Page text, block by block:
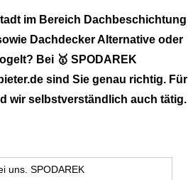
im Bereich Dachbeschichtung
Dachdecker Alternative oder
Bei 🥇 SPODAREK
sind Sie genau richtig. Für
wir selbstverständlich auch tätig.
uns. SPODAREK